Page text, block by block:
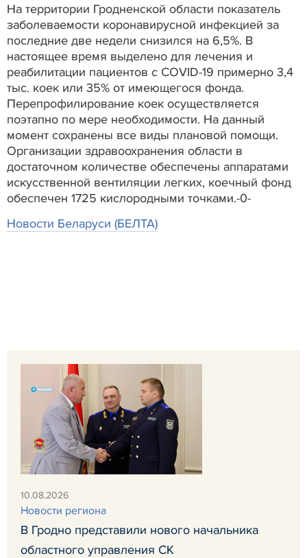
На территории Гродненской области показатель
заболеваемости коронавирусной инфекцией за
последние две недели снизился на 6,5%. В
настоящее время выделено для лечения и
реабилитации пациентов с COVID-19 примерно 3,4
тыс. коек или 35% от имеющегося фонда.
Перепрофилирование коек осуществляется
поэтапно по мере необходимости. На данный
момент сохранены все виды плановой помощи.
Организации здравоохранения области в
достаточном количестве обеспечены аппаратами
искусственной вентиляции легких, коечный фонд
обеспечен 1725 кислородными точками.-0-
Новости Беларуси (БЕЛТА)
10.08.2026
Новости региона
В Гродно представили нового начальника
областного управления СК